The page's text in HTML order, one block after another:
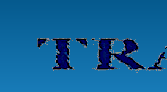
menu